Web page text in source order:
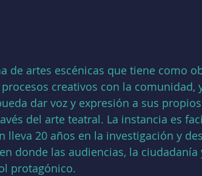
de artes escénicas que tiene como
creativos con la comunidad,
dar voz y expresión a sus
del arte teatral. La instancia es
lleva 20 años en la investigación y
donde las audiencias, la ciudadanía
protagónico.